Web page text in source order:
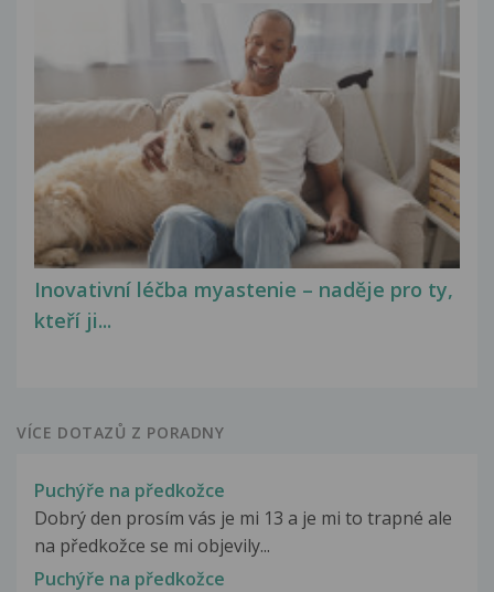
Inovativní léčba myastenie – naděje pro ty,
kteří ji...
VÍCE DOTAZŮ Z PORADNY
Puchýře na předkožce
Dobrý den prosím vás je mi 13 a je mi to trapné ale
na předkožce se mi objevily...
Puchýře na předkožce